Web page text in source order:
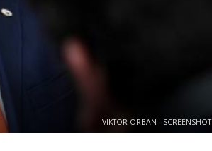
VIKTOR ORBAN - SCREENSHOT